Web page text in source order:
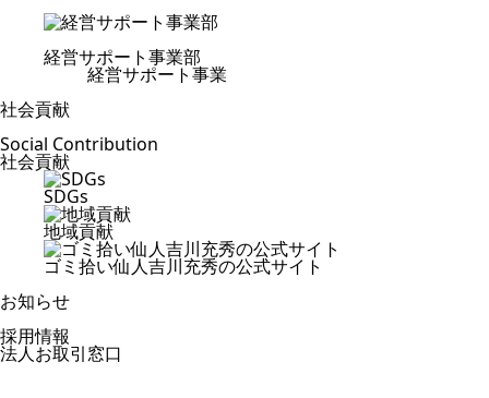
経営サポート事業部
経営サポート事業
社会貢献
Social Contribution
社会貢献
SDGs
地域貢献
ゴミ拾い仙人吉川充秀の公式サイト
お知らせ
採用情報
法人お取引窓口